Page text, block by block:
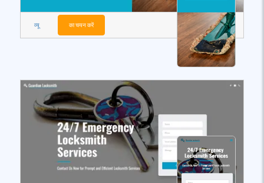
व्यू का चयन करें